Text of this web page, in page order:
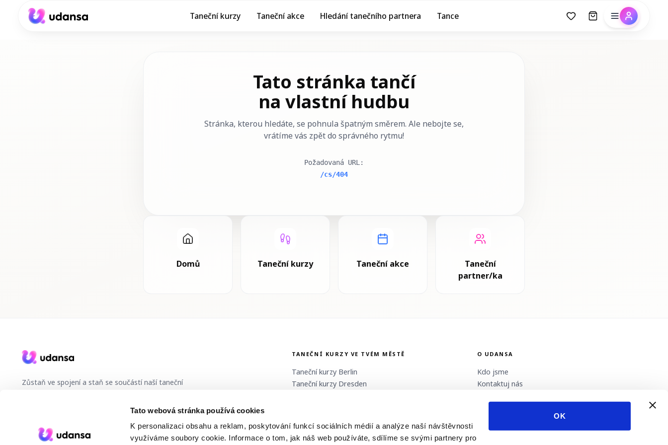
Tato webová stránka používá cookies
K personalizaci obsahu a reklam, poskytování funkcí sociálních médií a analýze naší návštěvnosti
využíváme soubory cookie. Informace o tom, jak náš web používáte, sdílíme se svými partnery pro
OK
accessibility.skipToMainContent Taneční kurzy Taneční akce Hledání tanečního partnera Tance
Tato stránka tančí
na vlastní hudbu
Stránka, kterou hledáte, se pohnula špatným směrem. Ale nebojte se,
vrátíme vás zpět do správného rytmu!
Požadovaná URL :
/cs/404
Domů Taneční kurzy Taneční akce
Taneční
partner/ka
Zůstaň ve spojení a staň se součástí naší taneční
TANEČNÍ KURZY VE TVÉM MĚSTĚ
Taneční kurzy Berlin
Taneční kurzy Dresden
O UDANSA
Kdo jsme
Kontaktuj nás